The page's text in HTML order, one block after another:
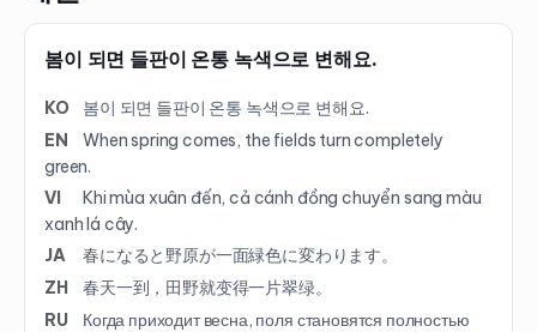
봄이 되면 들판이 온통 녹색으로 변해요.
KO
봄이 되면 들판이 온통 녹색으로 변해요.
EN
When spring comes, the fields turn completely
green.
VI
Khi mùa xuân đến, cả cánh đồng chuyển sang màu
xanh lá cây.
JA
春になると野原が一面緑色に変わります。
ZH
春天一到，田野就变得一片翠绿。
RU
Когда приходит весна, поля становятся полностью